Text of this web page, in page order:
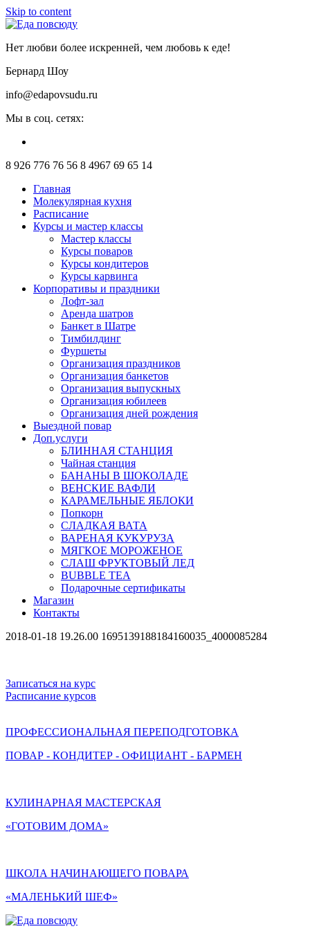
Skip to content
Нет любви более искренней, чем любовь к еде!
Бернард Шоу
info@edapovsudu.ru
Мы в соц. сетях:
8 926 776 76 56 8 4967 69 65 14
Главная
Молекулярная кухня
Расписание
Курсы и мастер классы
Мастер классы
Курсы поваров
Курсы кондитеров
Курсы карвинга
Корпоративы и праздники
Лофт-зал
Аренда шатров
Банкет в Шатре
Тимбилдинг
Фуршеты
Организация праздников
Организация банкетов
Организация выпускных
Организация юбилеев
Организация дней рождения
Выездной повар
Доп.услуги
БЛИННАЯ СТАНЦИЯ
Чайная станция
БАНАНЫ В ШОКОЛАДЕ
ВЕНСКИЕ ВАФЛИ
КАРАМЕЛЬНЫЕ ЯБЛОКИ
Попкорн
СЛАДКАЯ ВАТА
ВАРЕНАЯ КУКУРУЗА
МЯГКОЕ МОРОЖЕНОЕ
СЛАШ ФРУКТОВЫЙ ЛЕД
BUBBLE TEA
Подарочные сертификаты
Магазин
Контакты
2018-01-18 19.26.00 1695139188184160035_4000085284
Записаться на курс
Расписание курсов
ПРОФЕССИОНАЛЬНАЯ ПЕРЕПОДГОТОВКА
ПОВАР - КОНДИТЕР - ОФИЦИАНТ - БАРМЕН
КУЛИНАРНАЯ МАСТЕРСКАЯ
«ГОТОВИМ ДОМА»
ШКОЛА НАЧИНАЮЩЕГО ПОВАРА
«МАЛЕНЬКИЙ ШЕФ»